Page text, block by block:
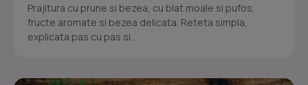
Prajitura cu prune si bezea, cu blat moale si pufos,
fructe aromate si bezea delicata. Reteta simpla,
explicata pas cu pas si...